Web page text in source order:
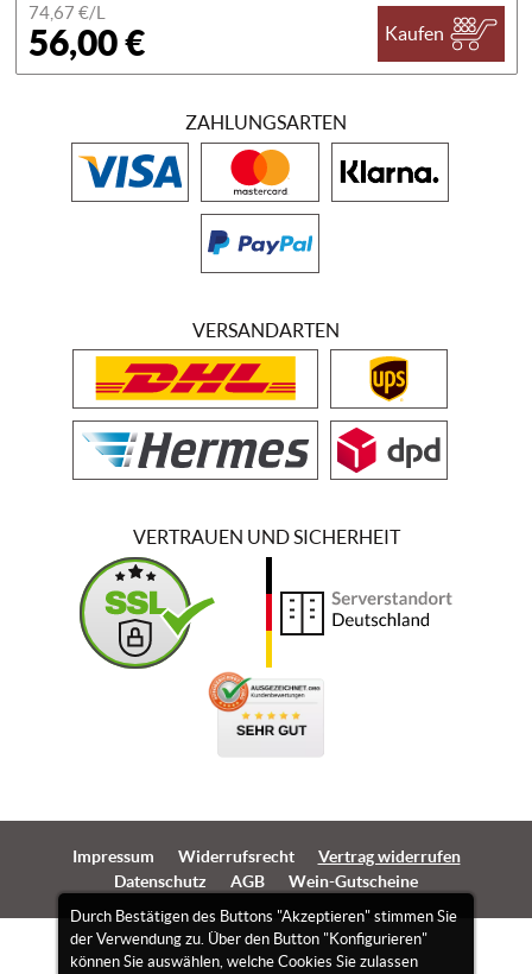
74,67 €/L
56,00 € Kaufen
Durch Bestätigen des Buttons "Akzeptieren" stimmen Sie
der Verwendung zu. Über den Button "Konfigurieren"
können Sie auswählen, welche Cookies Sie zulassen
ZAHLUNGSARTEN
VERSANDARTEN
VERTRAUEN UND SICHERHEIT
Impressum Widerrufsrecht
Vertrag widerrufen
Datenschutz
AGB Wein-Gutscheine